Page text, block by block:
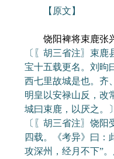
【原文】
饶阳裨将束鹿张兴
〔〖胡三省注〗束
宝十五载更名。刘昫
西七里故城是也。齐
明皇以安禄山反，改
城曰束鹿，以厌之。〕
〔〖胡三省注〗饶
四载。《考异》曰：
攻深州，经月不下”